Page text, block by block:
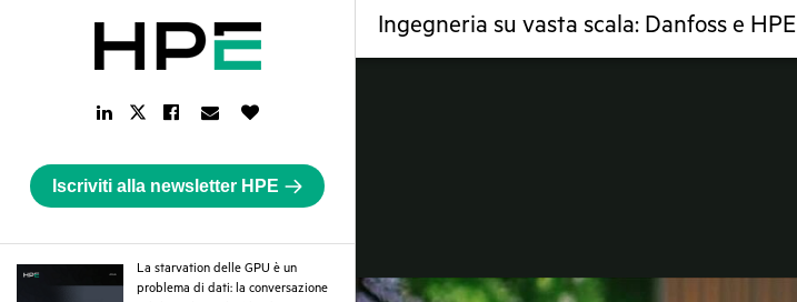
Ingegneria su vasta scala: Danfoss e HPE
LinkedIn
Link
Twitter
Facebook
Link
Email
Link
Iscriviti alla newsletter HPE
La starvation delle GPU è un
problema di dati: la conversazione